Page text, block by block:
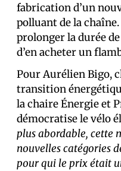
fabrication d’un
polluant de la
prolonger la durée
d’en acheter un
Pour Aurélien Bigo,
transition
la chaire Énergie et
démocratise le vélo
plus abordable, cette
nouvelles catégories
pour qui le prix était